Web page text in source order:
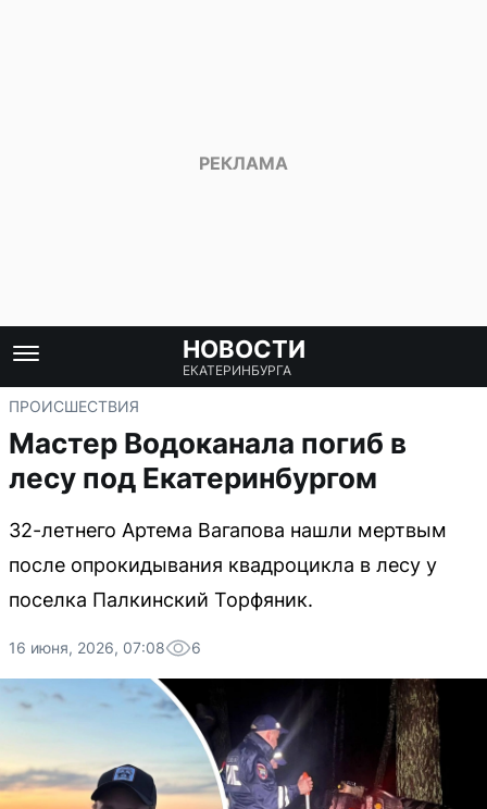
НОВОСТИ
ЕКАТЕРИНБУРГА
ПРОИСШЕСТВИЯ
Мастер Водоканала погиб в
лесу под Екатеринбургом
32-летнего Артема Вагапова нашли мертвым
после опрокидывания квадроцикла в лесу у
поселка Палкинский Торфяник.
16 июня, 2026, 07:08 6